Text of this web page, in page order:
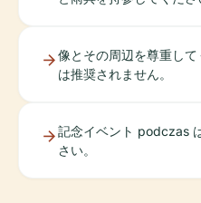
像とその周辺を尊重し
は推奨されません。
記念イベント podczas
さい。